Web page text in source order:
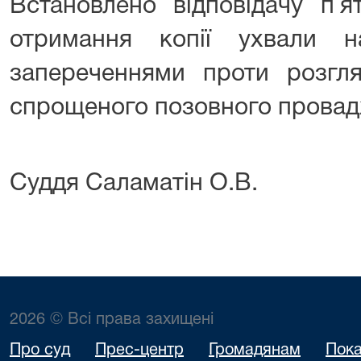
Встановлено відповідачу
отримання копії ухвали
запереченнями проти
спрощеного позовного
Суддя Саламатін О.В.
2026 © Всі права захищені
Про суд Прес-центр Громадянам